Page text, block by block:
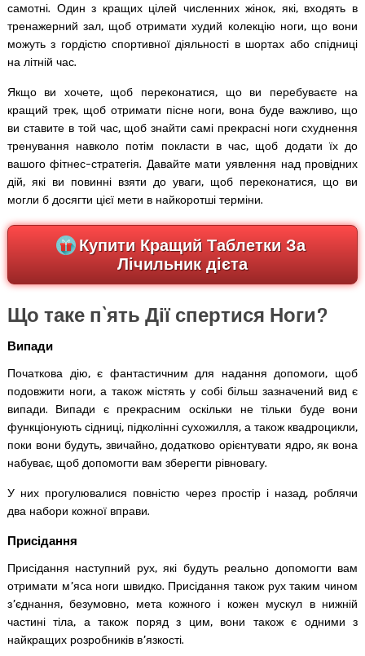
самотні. Один з кращих цілей численних жінок, які, входять в
тренажерний зал, щоб отримати худий колекцію ноги, що вони
можуть з гордістю спортивної діяльності в шортах або спідниці
на літній час.
Якщо ви хочете, щоб переконатися, що ви перебуваєте на
кращий трек, щоб отримати пісне ноги, вона буде важливо, що
ви ставите в той час, щоб знайти самі прекрасні ноги схуднення
тренування навколо потім покласти в час, щоб додати їх до
вашого фітнес-стратегія. Давайте мати уявлення над провідних
дій, які ви повинні взяти до уваги, щоб переконатися, що ви
могли б досягти цієї мети в найкоротші терміни.
Купити Кращий Таблетки За
Лічильник дієта
Що таке п`ять Дії спертися Ноги?
Випади
Початкова дію, є фантастичним для надання допомоги, щоб
подовжити ноги, а також містять у собі більш зазначений вид є
випади. Випади є прекрасним оскільки не тільки буде вони
функціонують сідниці, підколінні сухожилля, а також квадроцикли,
поки вони будуть, звичайно, додатково орієнтувати ядро, як вона
набуває, щоб допомогти вам зберегти рівновагу.
У них прогулювалися повністю через простір і назад, роблячи
два набори кожної вправи.
Присідання
Присідання наступний рух, які будуть реально допомогти вам
отримати м’яса ноги швидко. Присідання також рух таким чином
з’єднання, безумовно, мета кожного і кожен мускул в нижній
частині тіла, а також поряд з цим, вони також є одними з
найкращих розробників в’язкості.